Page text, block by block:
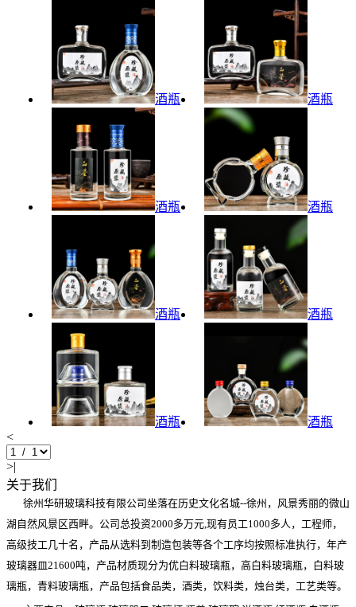
酒瓶 酒瓶
酒瓶 酒瓶
酒瓶 酒瓶
酒瓶 酒瓶
<
>|
关于我们
徐州华研玻璃科技有限公司坐落在历史文化名城--徐州，风景秀丽的微山
湖自然风景区西畔。公司总投资2000多万元,现有员工1000多人，工程师，
高级技工几十名，产品从选料到制造包装等各个工序均按照标准执行，年产
玻璃器皿21600吨，产品材质现分为优白料玻璃瓶，高白料玻璃瓶，白料玻
璃瓶，青料玻璃瓶，产品包括食品类，酒类，饮料类，烛台类，工艺类等。